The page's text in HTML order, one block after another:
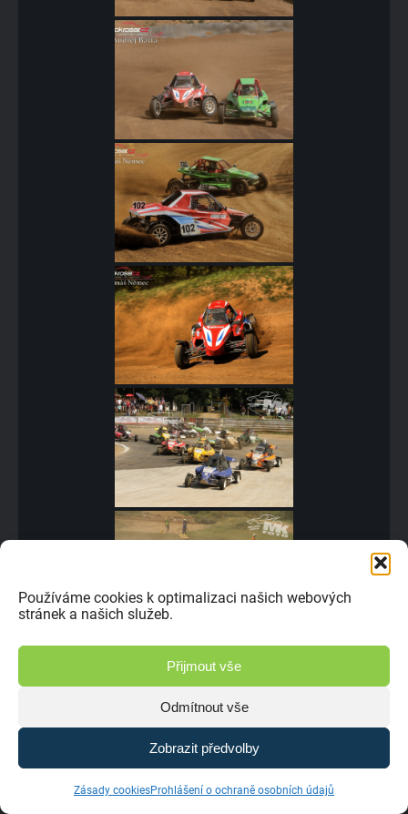
Používáme cookies k optimalizaci našich webových
stránek a našich služeb.
Přijmout vše
Odmítnout vše
Zobrazit předvolby
Zásady cookiesProhlášení o ochraně osobních údajů